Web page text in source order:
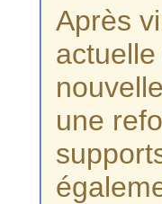
Après
une